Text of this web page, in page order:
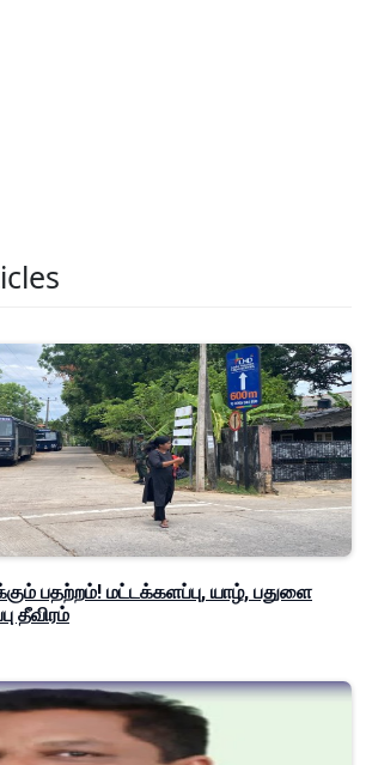
பதற்றம்! மட்டக்களப்பு, யாழ், பதுளை
தீவிரம்